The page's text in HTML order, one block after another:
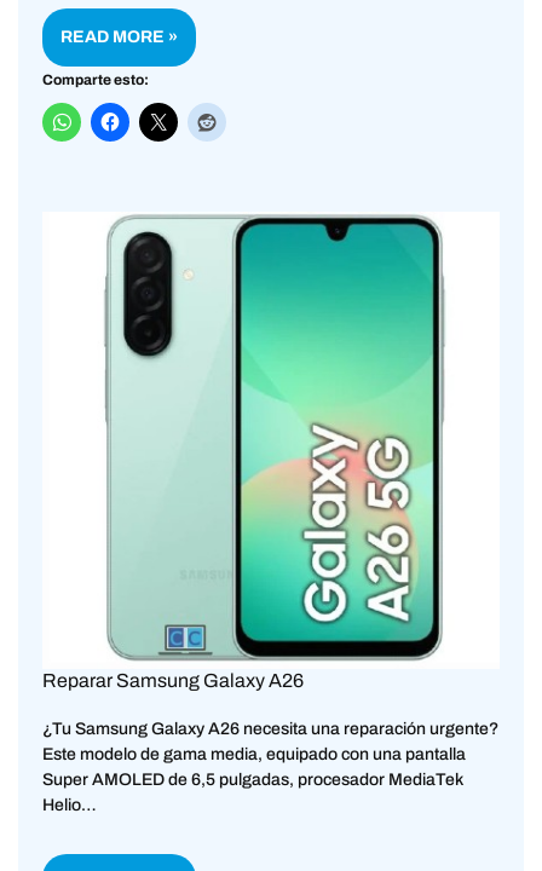
READ MORE »
Comparte esto:
Reparar Samsung Galaxy A26
¿Tu Samsung Galaxy A26 necesita una reparación urgente?
Este modelo de gama media, equipado con una pantalla
Super AMOLED de 6,5 pulgadas, procesador MediaTek
Helio…